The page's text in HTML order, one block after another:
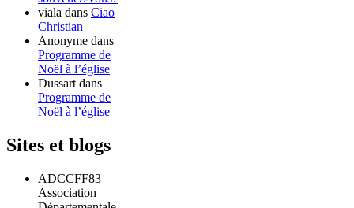
viala dans Ciao
Christian
Anonyme dans
Programme de
Noël à l’église
Dussart dans
Programme de
Noël à l’église
Sites et blogs
ADCCFF83
Association